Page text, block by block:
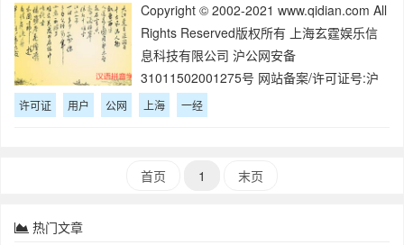
Copyright © 2002-2021 www.qidian.com All
Rights Reserved版权所有 上海玄霆娱乐信
息科技有限公司 沪公网安备
31011502001275号 网站备案/许可证号:沪
B2-20080046-1 出版经营许可证:新出发
许可证 用户 公网 上海 一经
首页 1 末页
热门文章